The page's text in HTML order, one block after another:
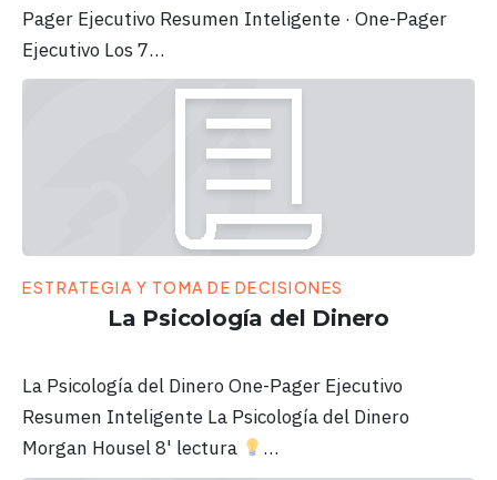
Pager Ejecutivo Resumen Inteligente · One-Pager
Ejecutivo Los 7…
ESTRATEGIA Y TOMA DE DECISIONES
La Psicología del Dinero
La Psicología del Dinero One-Pager Ejecutivo
Resumen Inteligente La Psicología del Dinero
Morgan Housel 8' lectura
…